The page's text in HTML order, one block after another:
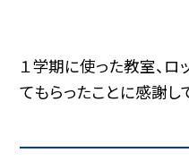
１学期に使った教室、ロ
てもらったことに感謝し